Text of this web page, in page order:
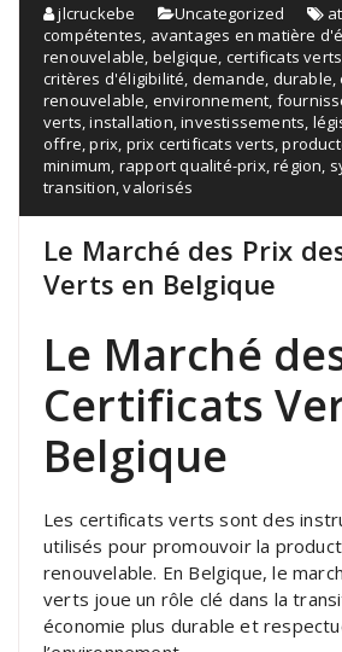
jlcruckebe Uncategorized
compétentes, avantages en matière
renouvelable, belgique, certificats verts
critères d'éligibilité, demande, durable,
renouvelable, environnement,
verts,installation,investissements,
offre,prix, prix certificats verts,
minimum, rapport qualité-prix,région,
transition,valorisés
Le Marché des Prix
Verts en Belgique
Le Marché
Certificats
Belgique
Les certificats verts sont des
utilisés pour promouvoir la
renouvelable. En Belgique, le
verts joue un rôle clé dans la
économie plus durable et